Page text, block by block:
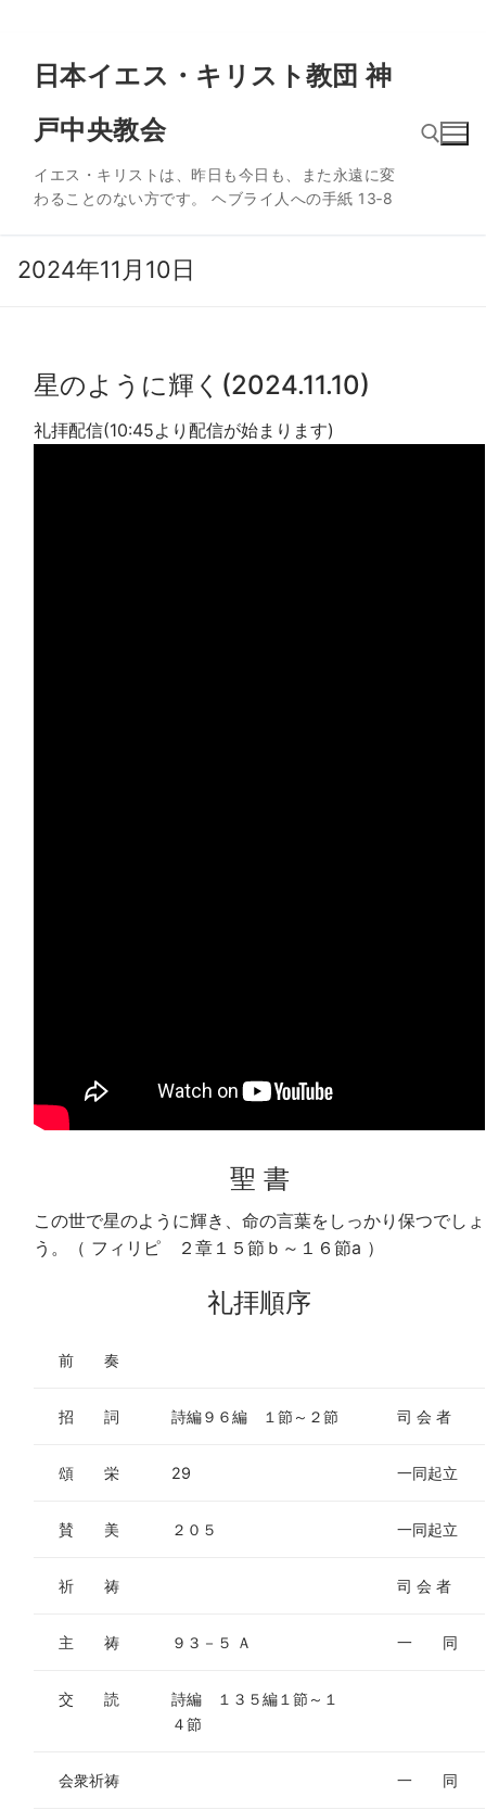
日本イエス・キリスト教団 神
戸中央教会
イエス・キリストは、昨日も今日も、また永遠に変
わることのない方です。 ヘブライ人への手紙 13‐8
2024年11月10日
星のように輝く(2024.11.10)
礼拝配信(10:45より配信が始まります)
聖 書
この世で星のように輝き、命の言葉をしっかり保つでしょ
う。（ フィリピ ２章１５節ｂ～１６節a ）
礼拝順序
前 奏
招 詞 詩編９６編 １節～２節 司 会 者
頌 栄 29 一同起立
賛 美 ２０５ 一同起立
祈 祷 司 会 者
主 祷 ９３－５ Ａ 一 同
交 読
詩編 １３５編１節～１
４節
会衆祈祷 一 同